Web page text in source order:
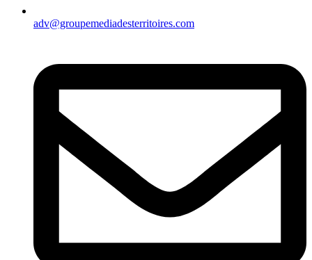
adv@groupemediadesterritoires.com